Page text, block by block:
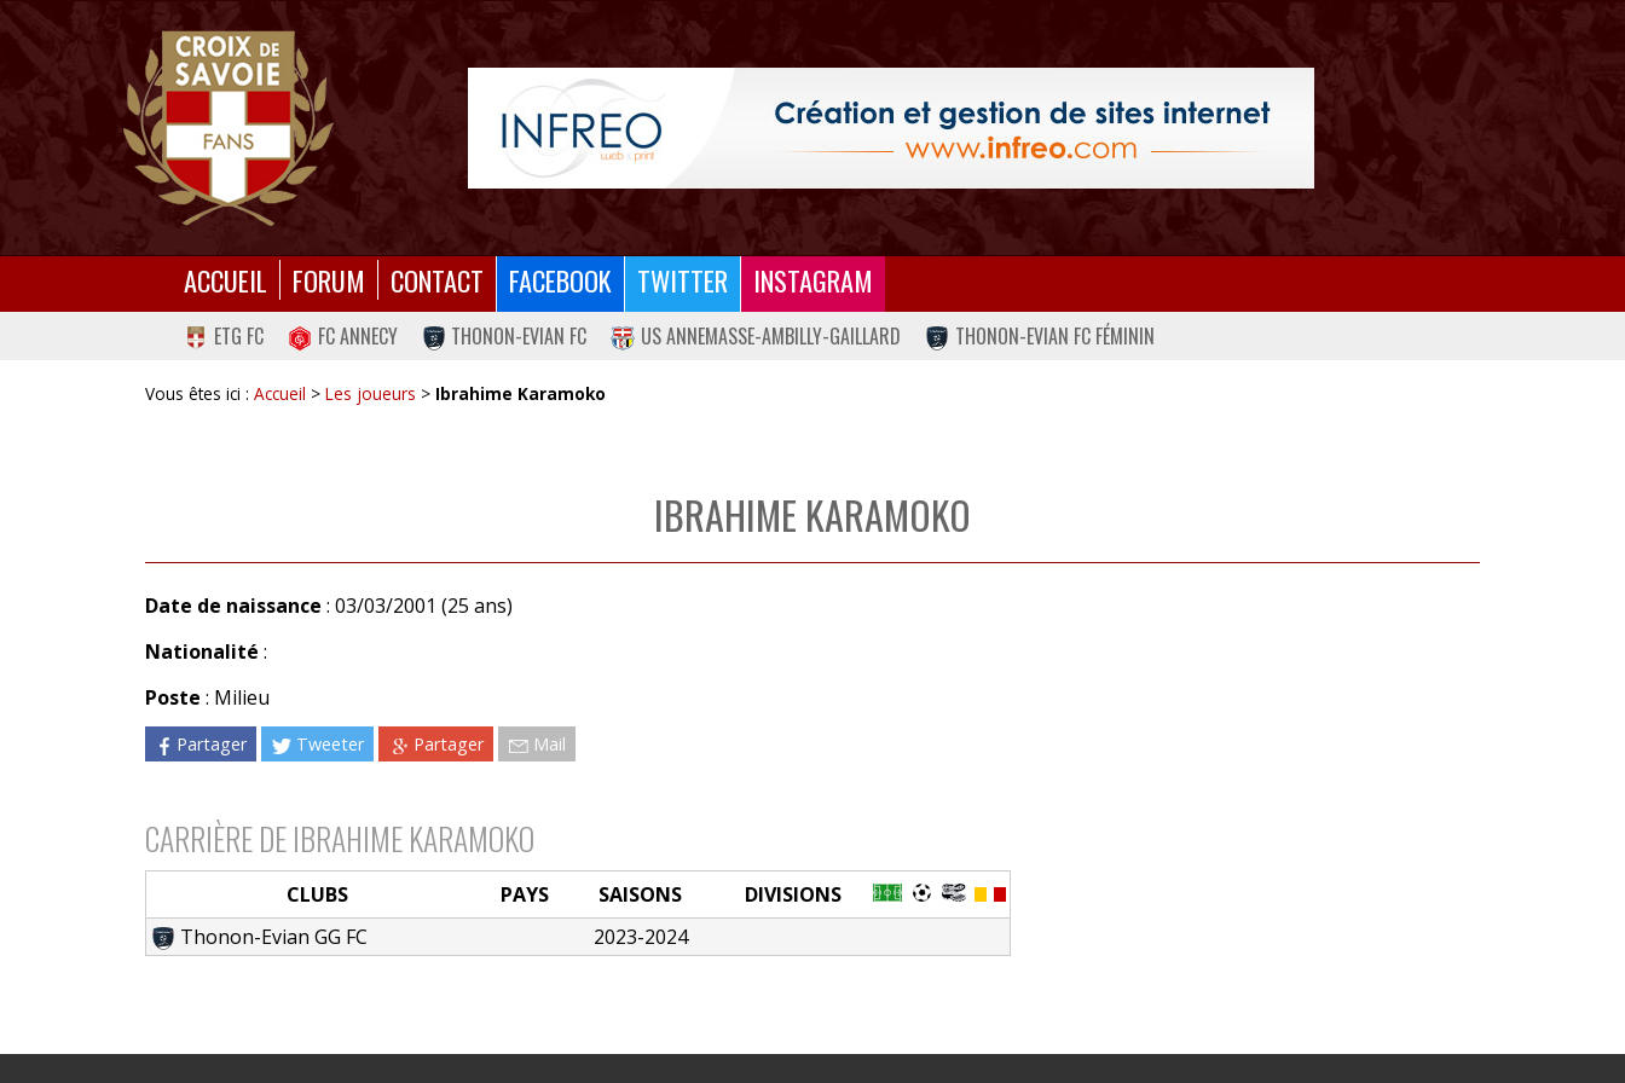
ACCUEIL FORUM CONTACT FACEBOOK TWITTER INSTAGRAM
ETG FC FC ANNECY THONON-EVIAN FC US ANNEMASSE-AMBILLY-GAILLARD THONON-EVIAN FC FÉMININ
Vous êtes ici : Accueil > Les joueurs > Ibrahime Karamoko
IBRAHIME KARAMOKO
Date de naissance : 03/03/2001 (25 ans)
Nationalité :
Poste : Milieu
Partager Tweeter Partager Mail
CARRIÈRE DE IBRAHIME KARAMOKO
CLUBS PAYS SAISONS
DIVISIONS
Thonon-Evian GG FC
2023-2024